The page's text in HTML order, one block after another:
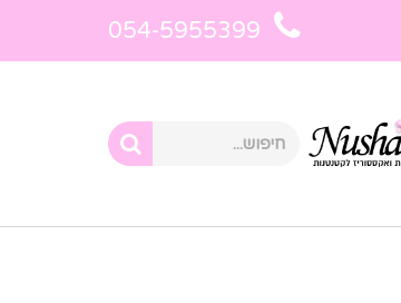
054-5955399